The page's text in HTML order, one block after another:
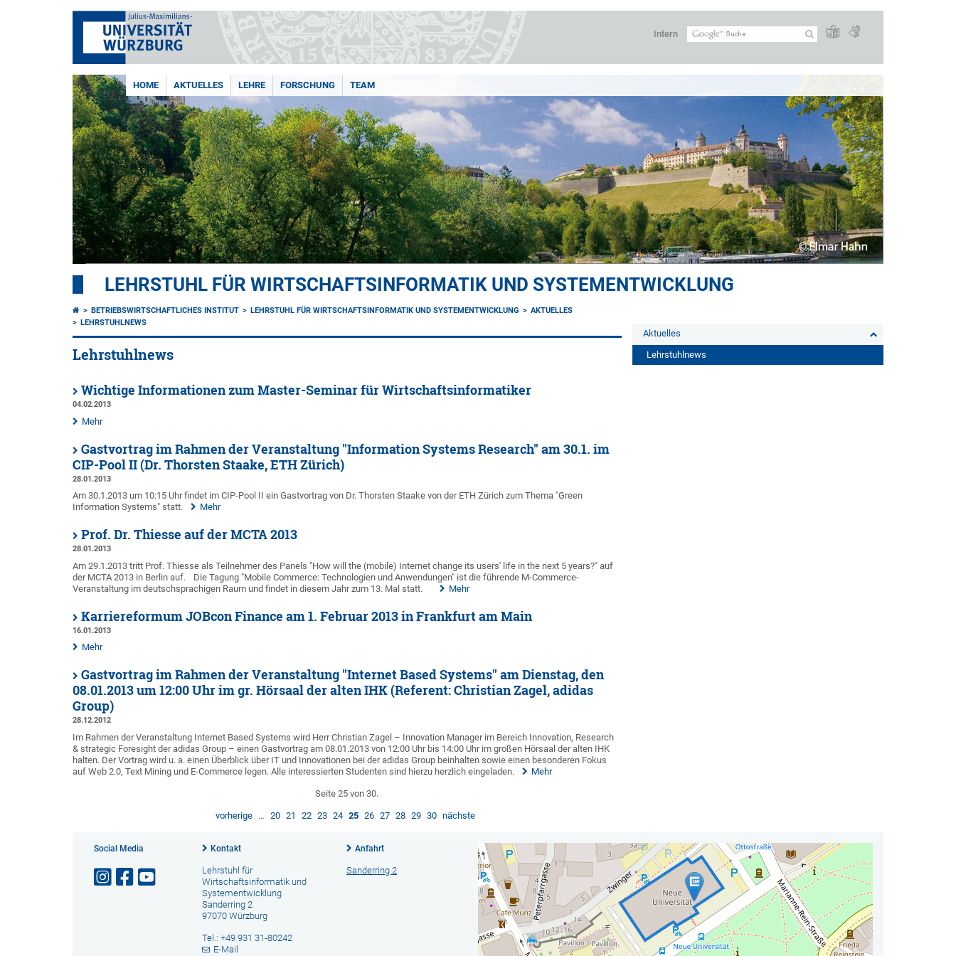
Intern
HOME AKTUELLES LEHRE FORSCHUNG TEAM
LEHRSTUHL FÜR WIRTSCHAFTSINFORMATIK UND SYSTEMENTWICKLUNG
BETRIEBSWIRTSCHAFTLICHES INSTITUT LEHRSTUHL FÜR WIRTSCHAFTSINFORMATIK UND SYSTEMENTWICKLUNG
AKTUELLES
LEHRSTUHLNEWS
Lehrstuhlnews
Wichtige Informationen zum Master-Seminar für Wirtschaftsinformatiker
04.02.2013
Mehr
Gastvortrag im Rahmen der Veranstaltung "Information Systems Research" am 30.1. im
CIP-Pool II (Dr. Thorsten Staake, ETH Zürich)
28.01.2013
Am 30.1.2013 um 10:15 Uhr findet im CIP-Pool II ein Gastvortrag von Dr. Thorsten Staake von der ETH Zürich zum Thema "Green
Information Systems" statt.
Mehr
Prof. Dr. Thiesse auf der MCTA 2013
28.01.2013
Am 29.1.2013 tritt Prof. Thiesse als Teilnehmer des Panels "How will the (mobile) Internet change its users' life in the next 5 years?" auf
der MCTA 2013 in Berlin auf.
Die Tagung "Mobile Commerce: Technologien und Anwendungen" ist die führende M-Commerce-
Veranstaltung im deutschsprachigen Raum und findet in diesem Jahr zum 13. Mal statt.
Mehr
Karriereformum JOBcon Finance am 1. Februar 2013 in Frankfurt am Main
16.01.2013
Mehr
Gastvortrag im Rahmen der Veranstaltung "Internet Based Systems" am Dienstag, den
08.01.2013 um 12:00 Uhr im gr. Hörsaal der alten IHK (Referent: Christian Zagel, adidas
Group)
28.12.2012
Im Rahmen der Veranstaltung Internet Based Systems wird Herr Christian Zagel – Innovation Manager im Bereich Innovation, Research
& strategic Foresight der adidas Group – einen Gastvortrag am 08.01.2013 von 12:00 Uhr bis 14:00 Uhr im großen Hörsaal der alten IHK
halten. Der Vortrag wird u. a. einen Überblick über IT und Innovationen bei der adidas Group beinhalten sowie einen besonderen Fokus
auf Web 2.0, Text Mining und E-Commerce legen. Alle interessierten Studenten sind hierzu herzlich eingeladen.
Mehr
Seite 25 von 30.
vorherige … 20 21 22 23 24 25 26 27 28 29 30 nächste
Aktuelles
Lehrstuhlnews
Social Media Kontakt
Lehrstuhl für
Wirtschaftsinformatik und
Systementwicklung
Sanderring 2
97070 Würzburg
Tel.: +49 931 31-80242
E-Mail
Anfahrt
Sanderring 2